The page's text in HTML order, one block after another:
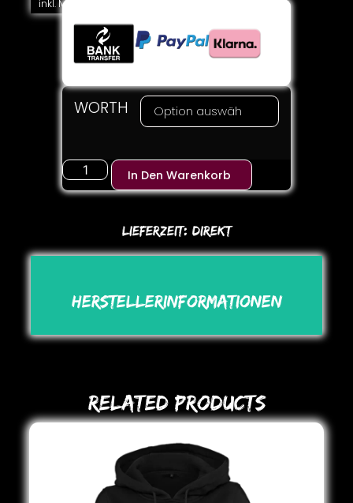
inkl. MwSt.
WORTH
In Den Warenkorb
Lieferzeit: DIREKT
Herstellerinformationen
Related Products